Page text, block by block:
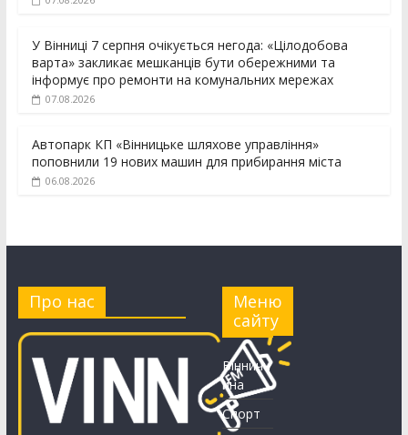
У Вінниці 7 серпня очікується негода: «Цілодобова
варта» закликає мешканців бути обережними та
інформує про ремонти на комунальних мережах
07.08.2026
Автопарк КП «Вінницьке шляхове управління»
поповнили 19 нових машин для прибирання міста
06.08.2026
Про нас
Меню
сайту
Вінничч
ина
Спорт